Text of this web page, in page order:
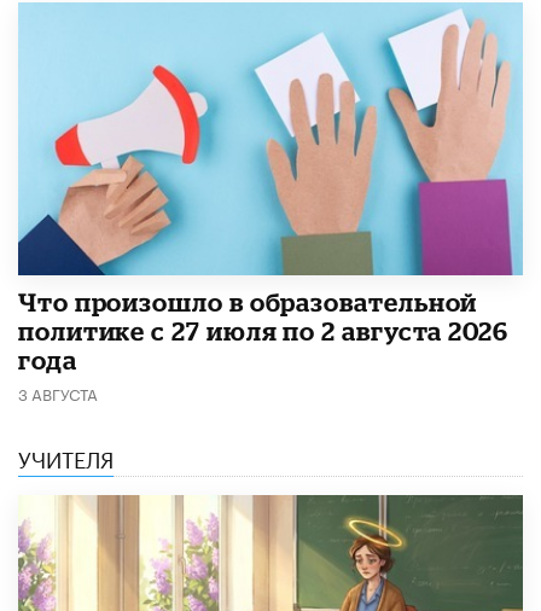
​Что произошло в образовательной
политике с 27 июля по 2 августа 2026
года
3 АВГУСТА
УЧИТЕЛЯ